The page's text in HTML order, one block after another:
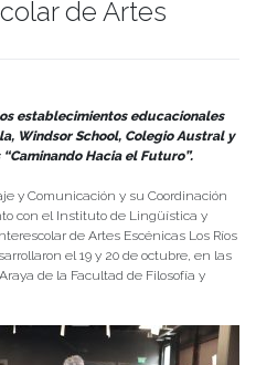
de Artes
establecimientos educacionales
Windsor School, Colegio Austral y
Hacia el Futuro”.
y Comunicación y su Coordinación
con el Instituto de Lingüística y
de Artes Escénicas Los Ríos
el 19 y 20 de octubre, en las
de la Facultad de Filosofía y